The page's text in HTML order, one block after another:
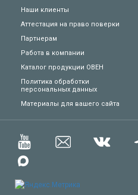
Наши клиенты
Аттестация на право поверки
Партнерам
Работа в компании
Каталог продукции ОВЕН
Политика обработки
персональных данных
Материалы для вашего сайта